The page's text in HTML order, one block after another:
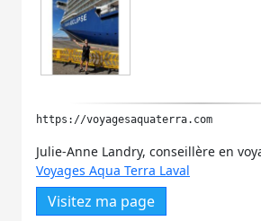
https://voyagesaquaterra.com
Julie-Anne Landry, conseillère en
Voyages Aqua Terra Laval
Visitez ma page